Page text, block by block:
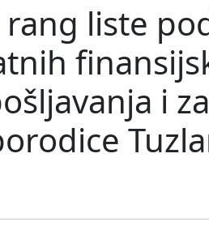
liste
i